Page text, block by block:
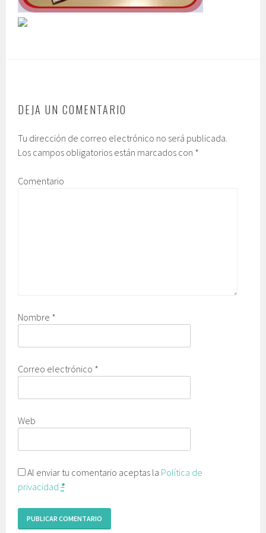
DEJA UN COMENTARIO
Tu dirección de correo electrónico no será publicada.
Los campos obligatorios están marcados con *
Comentario
Nombre *
Correo electrónico *
Web
Al enviar tu comentario aceptas la Política de
privacidad *